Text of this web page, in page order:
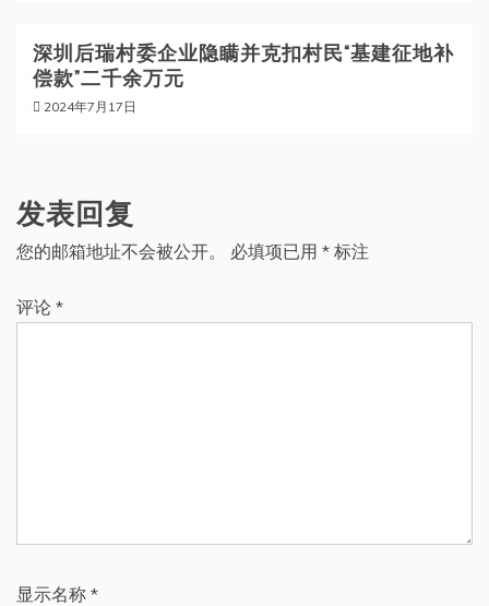
深圳后瑞村委企业隐瞒并克扣村民“基建征地补
偿款”二千余万元
2024年7月17日
发表回复
您的邮箱地址不会被公开。 必填项已用 * 标注
评论 *
显示名称 *